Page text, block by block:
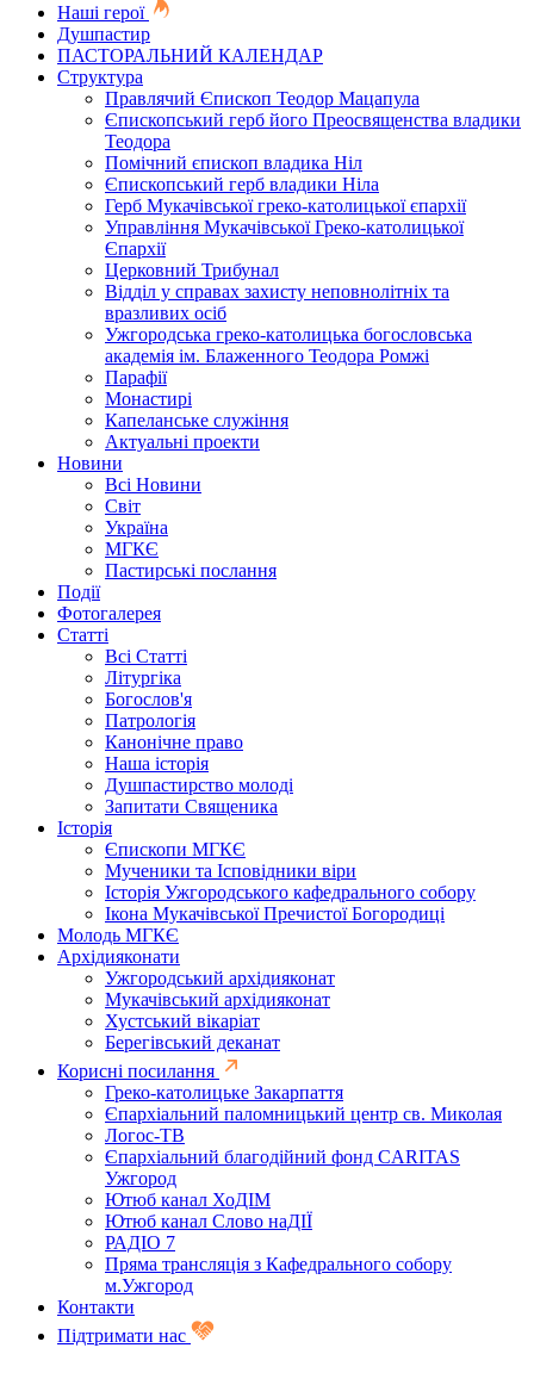
Наші герої
Душпастир
ПАСТОРАЛЬНИЙ КАЛЕНДАР
Структура
Правлячий Єпископ Теодор Мацапула
Єпископський герб його Преосвященства владики
Теодора
Помічний єпископ владика Ніл
Єпископський герб владики Ніла
Герб Мукачівської греко-католицької єпархії
Управління Мукачівської Греко-католицької
Єпархії
Церковний Трибунал
Відділ у справах захисту неповнолітніх та
вразливих осіб
Ужгородська греко-католицька богословська
академія ім. Блаженного Теодора Ромжі
Парафії
Монастирі
Капеланське служіння
Актуальні проекти
Новини
Всі Новини
Світ
Україна
МГКЄ
Пастирські послання
Події
Фотогалерея
Статті
Всі Статті
Літургіка
Богослов'я
Патрологія
Канонічне право
Наша історія
Душпастирство молоді
Запитати Священика
Історія
Єпископи МГКЄ
Мученики та Ісповідники віри
Історія Ужгородського кафедрального собору
Ікона Мукачівської Пречистої Богородиці
Молодь МГКЄ
Архідияконати
Ужгородський архідияконат
Мукачівський архідияконат
Хустський вікаріат
Берегівський деканат
Корисні посилання
Греко-католицьке Закарпаття
Єпархіальний паломницький центр св. Миколая
Логос-ТВ
Єпархіальний благодійний фонд CARITAS
Ужгород
Ютюб канал ХоДІМ
Ютюб канал Слово наДІЇ
РАДІО 7
Пряма трансляція з Кафедрального собору
м.Ужгород
Контакти
Підтримати нас